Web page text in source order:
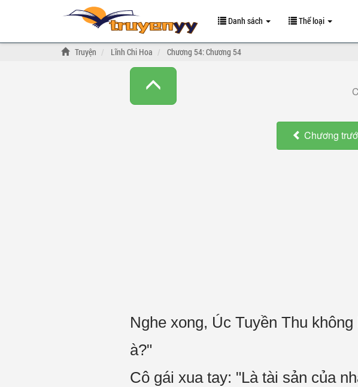
Danh sách Thể loại
Truyện Lĩnh Chi Hoa Chương 54: Chương 54
Chương
Nghe xong, Úc Tuyền Thu
à?"
Cô gái xua tay: "Là tài sản của